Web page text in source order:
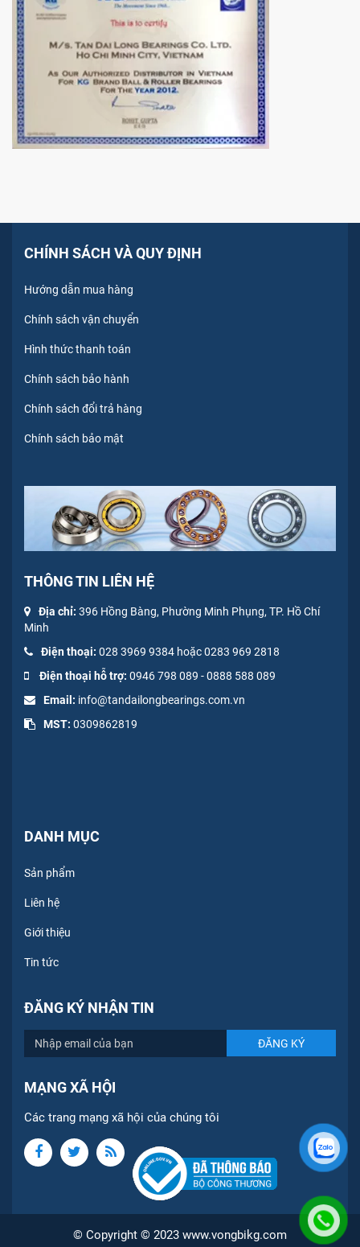
CHÍNH SÁCH VÀ QUY ĐỊNH
Hướng dẫn mua hàng
Chính sách vận chuyển
Hình thức thanh toán
Chính sách bảo hành
Chính sách đổi trả hàng
Chính sách bảo mật
THÔNG TIN LIÊN HỆ
Địa chỉ: 396 Hồng Bàng, Phường Minh Phụng, TP. Hồ Chí
Minh
Điện thoại: 028 3969 9384 hoặc 0283 969 2818
Điện thoại hỗ trợ: 0946 798 089 -0888 588 089
Email: info@tandailongbearings.com.vn
MST: 0309862819
DANH MỤC
Sản phẩm
Liên hệ
Giới thiệu
Tin tức
ĐĂNG KÝ NHẬN TIN
MẠNG XÃ HỘI
Các trang mạng xã hội của chúng tôi
© Copyright © 2023 www.vongbikg.com